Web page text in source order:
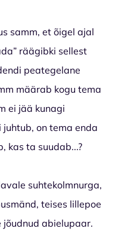
samm, et õigel ajal
räägibki sellest
peategelane
määrab kogu tema
ei jää kunagi
juhtub, on tema enda
kas ta suudab...?
suhtekolmnurga,
teises lillepoe
jõudnud abielupaar.